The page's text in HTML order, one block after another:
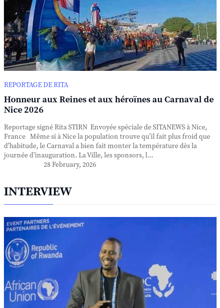
REPORTAGE DE RITA
Honneur aux Reines et aux héroïnes au Carnaval de
Nice 2026
Reportage signé Rita STIRN Envoyée spéciale de SITANEWS à Nice,
France Même si à Nice la population trouve qu’il fait plus froid que
d’habitude, le Carnaval a bien fait monter la température dès la
journée d’inauguration. La Ville, les sponsors, l...
28 February, 2026
INTERVIEW